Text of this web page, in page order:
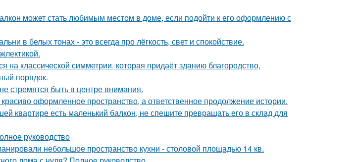
может стать любимым местом в доме, если подойти к его оформлению с
в белых тонах - это всегда про лёгкость, свет и спокойствие.
на классической симметрии, которая придаёт зданию благородство,
порядок.
стремятся быть в центре внимания.
оформленное пространство, а ответственное продолжение истории.
квартире есть маленький балкон, не спешите превращать его в склад для
руководство
небольшое пространство кухни - столовой площадью 14 кв.